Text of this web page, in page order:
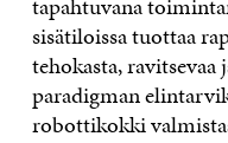
tapahtuvana
sisätiloissa tuottaa
tehokasta, ravitsevaa
paradigman
robottikokki